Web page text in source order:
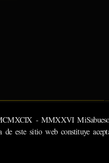
- MMXXVI
de este sitio web constituye